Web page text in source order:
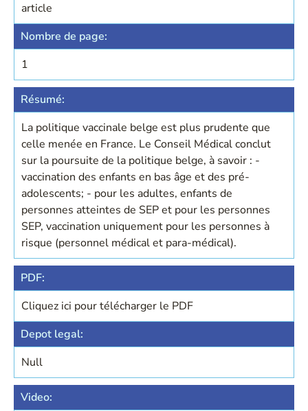
article
Nombre de page:
1
Résumé:
La politique vaccinale belge est plus prudente que
celle menée en France. Le Conseil Médical conclut
sur la poursuite de la politique belge, à savoir : -
vaccination des enfants en bas âge et des pré-
adolescents; - pour les adultes, enfants de
personnes atteintes de SEP et pour les personnes
SEP, vaccination uniquement pour les personnes à
risque (personnel médical et para-médical).
PDF:
Cliquez ici pour télécharger le PDF
Depot legal:
Null
Video: